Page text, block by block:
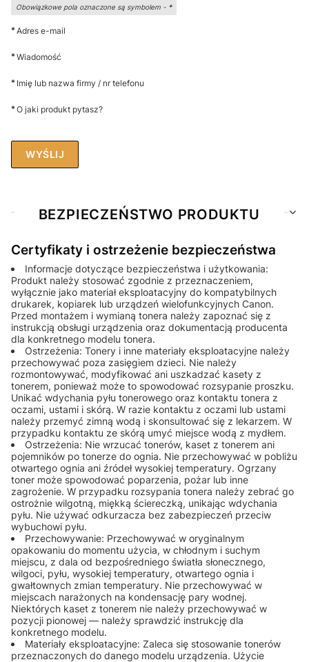
Obowiązkowe pola oznaczone są symbolem - *
*Adres e-mail
*Wiadomość
* Imię lub nazwa firmy / nr telefonu
*O jaki produkt pytasz?
WYŚLIJ
BEZPIECZEŃSTWO PRODUKTU
Certyfikaty i ostrzeżenie bezpieczeństwa
Informacje dotyczące bezpieczeństwa i użytkowania:
Produkt należy stosować zgodnie z przeznaczeniem,
wyłącznie jako materiał eksploatacyjny do kompatybilnych
drukarek, kopiarek lub urządzeń wielofunkcyjnych Canon.
Przed montażem i wymianą tonera należy zapoznać się z
instrukcją obsługi urządzenia oraz dokumentacją producenta
dla konkretnego modelu tonera.
Ostrzeżenia: Tonery i inne materiały eksploatacyjne należy
przechowywać poza zasięgiem dzieci. Nie należy
rozmontowywać, modyfikować ani uszkadzać kasety z
tonerem, ponieważ może to spowodować rozsypanie proszku.
Unikać wdychania pyłu tonerowego oraz kontaktu tonera z
oczami, ustami i skórą. W razie kontaktu z oczami lub ustami
należy przemyć zimną wodą i skonsultować się z lekarzem. W
przypadku kontaktu ze skórą umyć miejsce wodą z mydłem.
Ostrzeżenia: Nie wrzucać tonerów, kaset z tonerem ani
pojemników po tonerze do ognia. Nie przechowywać w pobliżu
otwartego ognia ani źródeł wysokiej temperatury. Ogrzany
toner może spowodować poparzenia, pożar lub inne
zagrożenie. W przypadku rozsypania tonera należy zebrać go
ostrożnie wilgotną, miękką ściereczką, unikając wdychania
pyłu. Nie używać odkurzacza bez zabezpieczeń przeciw
wybuchowi pyłu.
Przechowywanie: Przechowywać w oryginalnym
opakowaniu do momentu użycia, w chłodnym i suchym
miejscu, z dala od bezpośredniego światła słonecznego,
wilgoci, pyłu, wysokiej temperatury, otwartego ognia i
gwałtownych zmian temperatury. Nie przechowywać w
miejscach narażonych na kondensację pary wodnej.
Niektórych kaset z tonerem nie należy przechowywać w
pozycji pionowej — należy sprawdzić instrukcję dla
konkretnego modelu.
Materiały eksploatacyjne: Zaleca się stosowanie tonerów
przeznaczonych do danego modelu urządzenia. Użycie